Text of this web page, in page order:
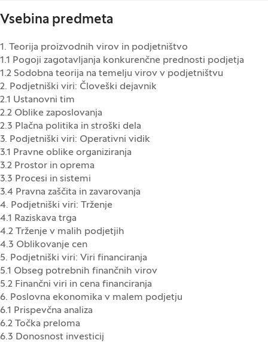
Vsebina predmeta
1. Teorija proizvodnih virov in podjetništvo
1.1 Pogoji zagotavljanja konkurenčne prednosti podjetja
1.2 Sodobna teorija na temelju virov v podjetništvu
2. Podjetniški viri: Človeški dejavnik
2.1 Ustanovni tim
2.2 Oblike zaposlovanja
2.3 Plačna politika in stroški dela
3. Podjetniški viri: Operativni vidik
3.1 Pravne oblike organiziranja
3.2 Prostor in oprema
3.3 Procesi in sistemi
3.4 Pravna zaščita in zavarovanja
4. Podjetniški viri: Trženje
4.1 Raziskava trga
4.2 Trženje v malih podjetjih
4.3 Oblikovanje cen
5. Podjetniški viri: Viri financiranja
5.1 Obseg potrebnih finančnih virov
5.2 Finančni viri in cena financiranja
6. Poslovna ekonomika v malem podjetju
6.1 Prispevčna analiza
6.2 Točka preloma
6.3 Donosnost investicij